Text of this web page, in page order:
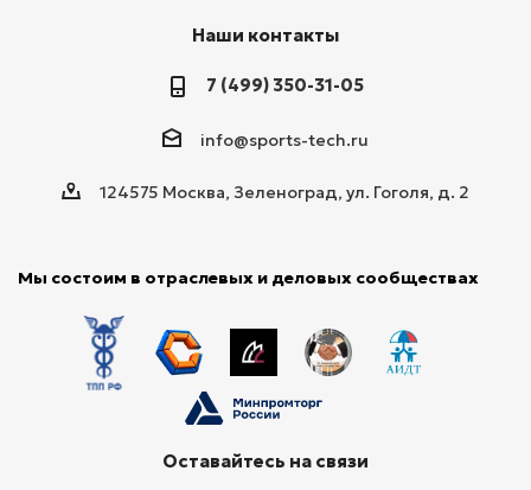
Наши контакты
7 (499) 350-31-05
info@sports-tech.ru
124575 Москва, Зеленоград, ул. Гоголя, д. 2
Мы состоим в отраслевых и деловых сообществах
Оставайтесь на связи